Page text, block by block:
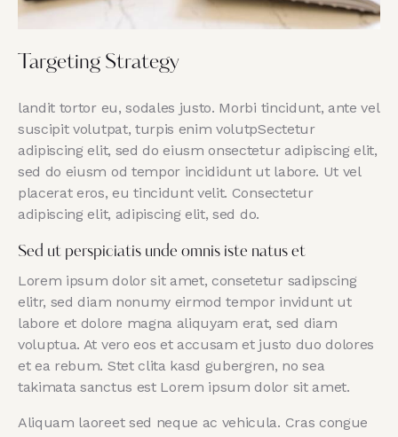
Targeting Strategy
landit tortor eu, sodales justo. Morbi tincidunt, ante vel
suscipit volutpat, turpis enim volutpSectetur
adipiscing elit, sed do eiusm onsectetur adipiscing elit,
sed do eiusm od tempor incididunt ut labore. Ut vel
placerat eros, eu tincidunt velit. Consectetur
adipiscing elit, adipiscing elit, sed do.
Sed ut perspiciatis unde omnis iste natus et
Lorem ipsum dolor sit amet, consetetur sadipscing
elitr, sed diam nonumy eirmod tempor invidunt ut
labore et dolore magna aliquyam erat, sed diam
voluptua. At vero eos et accusam et justo duo dolores
et ea rebum. Stet clita kasd gubergren, no sea
takimata sanctus est Lorem ipsum dolor sit amet.
Aliquam laoreet sed neque ac vehicula. Cras congue